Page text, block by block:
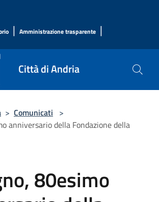
| Amministrazione trasparente |
Città di Andria
> Comunicati >
anniversario della Fondazione della
80esimo